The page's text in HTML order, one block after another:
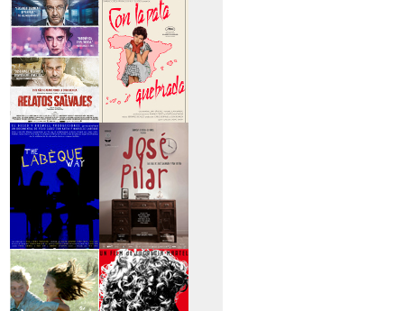
>Entre tinieblas >El Clan
>Relatos Salvajes
>Con la pata
quebrada
>The Labèque Way >José y Pilar